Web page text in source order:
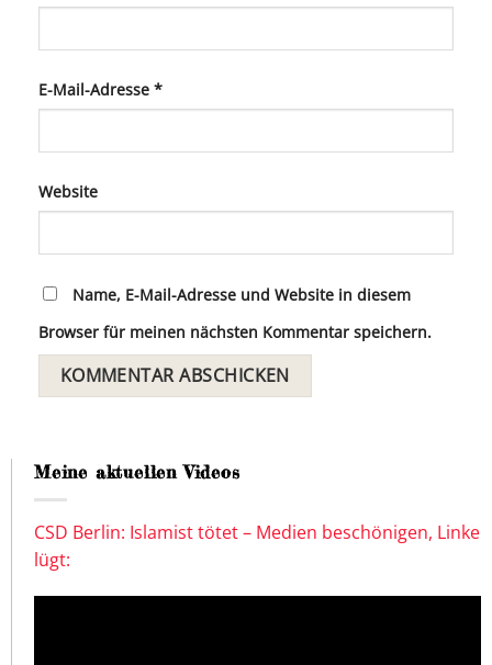
E-Mail-Adresse *
Website
Name, E-Mail-Adresse und Website in diesem
Browser für meinen nächsten Kommentar speichern.
Meine aktuellen Videos
CSD Berlin: Islamist tötet – Medien beschönigen, Linke
lügt: